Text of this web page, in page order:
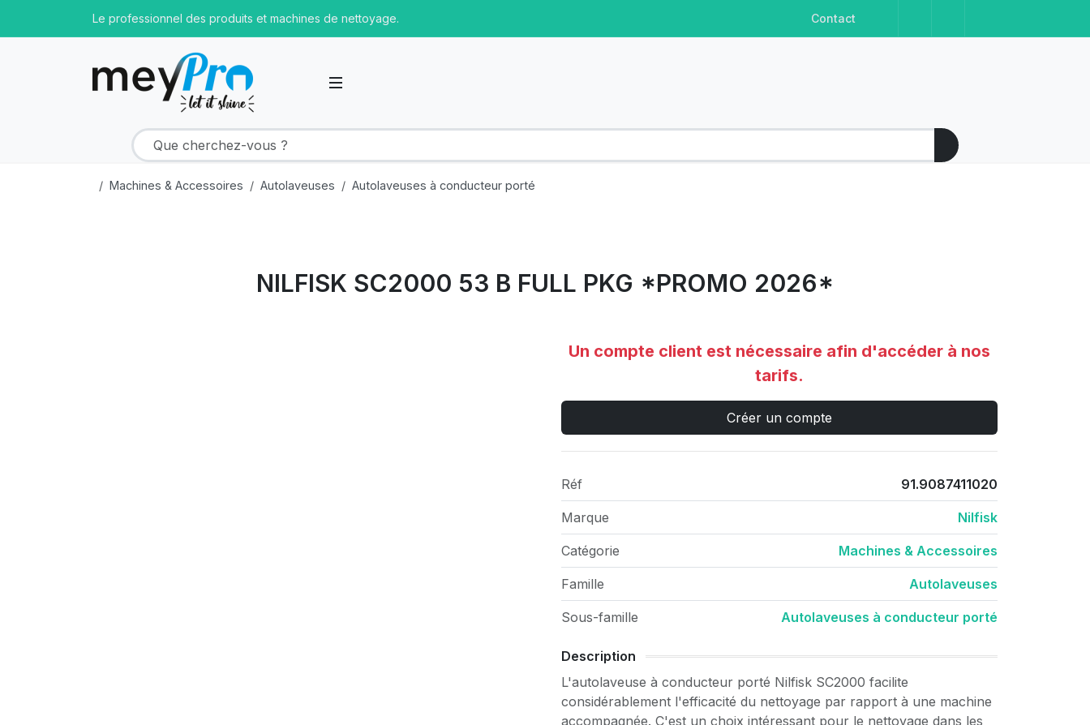
Le professionnel des produits et machines de nettoyage. Contact
Machines & Accessoires Autolaveuses Autolaveuses à conducteur porté
NILFISK SC2000 53 B FULL PKG *PROMO 2026*
Un compte client est nécessaire afin d'accéder à nos
tarifs.
Créer un compte
Réf 91.9087411020
Marque Nilfisk
Catégorie Machines & Accessoires
Famille Autolaveuses
Sous-famille Autolaveuses à conducteur porté
Description
L'autolaveuse à conducteur porté Nilfisk SC2000 facilite
considérablement l'efficacité du nettoyage par rapport à une machine
accompagnée. C'est un choix intéressant pour le nettoyage dans les